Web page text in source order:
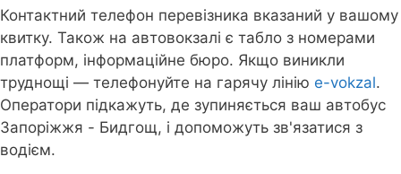
Контактний телефон перевізника вказаний у вашому
квитку. Також на автовокзалі є табло з номерами
платформ, інформаційне бюро. Якщо виникли
труднощі — телефонуйте на гарячу лінію e-vokzal.
Оператори підкажуть, де зупиняється ваш автобус
Запоріжжя - Бидгощ, і допоможуть зв'язатися з
водієм.